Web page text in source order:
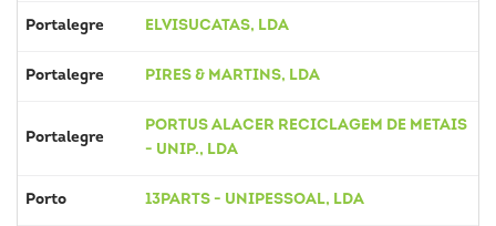
Portalegre ELVISUCATAS, LDA
Portalegre PIRES & MARTINS, LDA
Portalegre
PORTUS ALACER RECICLAGEM DE METAIS
- UNIP., LDA
Porto 13PARTS - UNIPESSOAL, LDA